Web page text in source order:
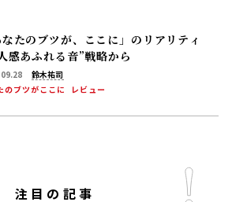
なたのブツが、ここに」のリアリティ
感あふれる音”戦略から
鈴木祐司
のブツがここに
レビュー
注目の記事